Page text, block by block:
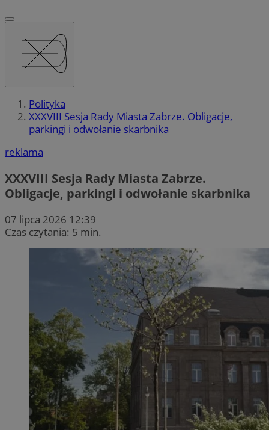
Polityka
XXXVIII Sesja Rady Miasta Zabrze. Obligacje,
parkingi i odwołanie skarbnika
reklama
XXXVIII Sesja Rady Miasta Zabrze.
Obligacje, parkingi i odwołanie skarbnika
07 lipca 2026 12:39
Czas czytania: 5 min.